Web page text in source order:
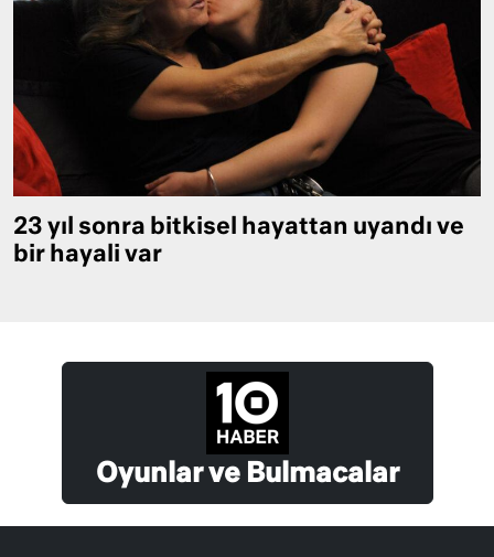
23 yıl sonra bitkisel hayattan uyandı ve
bir hayali var
Oyunlar ve Bulmacalar